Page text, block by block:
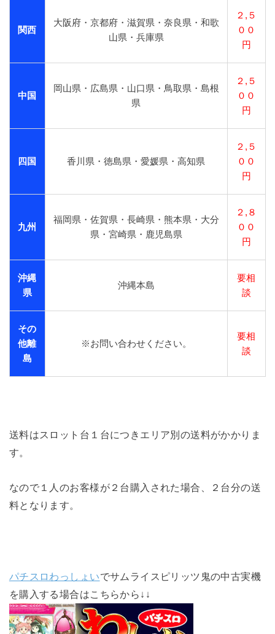
関西
大阪府・京都府・滋賀県・奈良県・和歌
山県・兵庫県
２,５
００
円
中国
岡山県・広島県・山口県・鳥取県・島根
県
２,５
００
円
四国 香川県・徳島県・愛媛県・高知県
２,５
００
円
九州
福岡県・佐賀県・長崎県・熊本県・大分
県・宮崎県・鹿児島県
２,８
００
円
沖縄
県
沖縄本島
要相
談
その
他離
島
※お問い合わせください。
要相
談
送料はスロット台１台につきエリア別の送料がかかりま
す。
なので１人のお客様が２台購入された場合、２台分の送
料となります。
パチスロわっしょいでサムライスピリッツ鬼の中古実機
を購入する場合はこちらから↓↓